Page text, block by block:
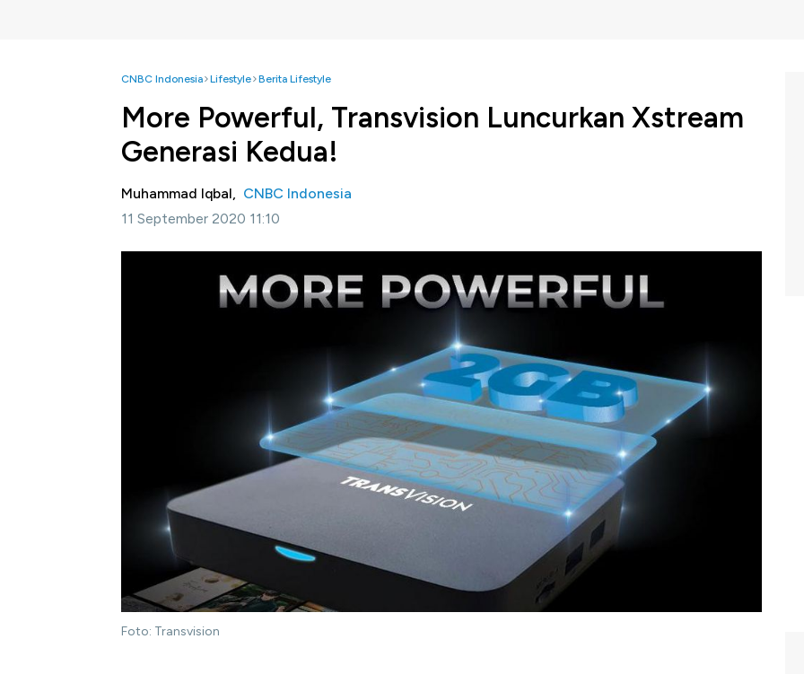
CNBC Indonesia Lifestyle Berita Lifestyle
More Powerful, Transvision Luncurkan Xstream
Generasi Kedua!
Muhammad Iqbal, CNBC Indonesia
11 September 2020 11:10
Foto: Transvision